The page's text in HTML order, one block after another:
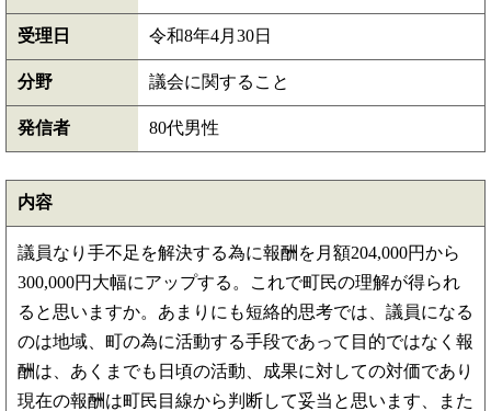
受理日 令和8年4月30日
分野 議会に関すること
発信者 80代男性
内容
議員なり手不足を解決する為に報酬を月額204,000円から
300,000円大幅にアップする。これで町民の理解が得られ
ると思いますか。あまりにも短絡的思考では、議員になる
のは地域、町の為に活動する手段であって目的ではなく報
酬は、あくまでも日頃の活動、成果に対しての対価であり
現在の報酬は町民目線から判断して妥当と思います、また